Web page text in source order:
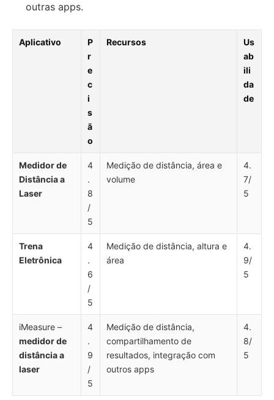
outras apps.
Aplicativo
P
r
e
c
i
s
ã
o
Recursos
Us
ab
ili
da
de
Medidor de
Distância a
Laser
4
.
8
/
5
Medição de distância, área e
volume
4.
7/
5
Trena
Eletrônica
4
.
6
/
5
Medição de distância, altura e
área
4.
9/
5
iMeasure –
medidor de
distância a
laser
4
.
9
/
5
Medição de distância,
compartilhamento de
resultados, integração com
outros apps
4.
8/
5